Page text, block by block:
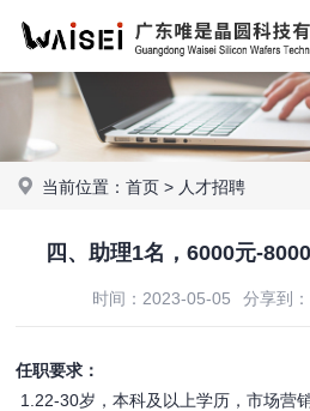
当前位置：首页 > 人才招聘
四、助理1名，6000元-
时间：2023-05-05 分享到：
任职要求：
1.22-30岁，本科及以上学历，市场营